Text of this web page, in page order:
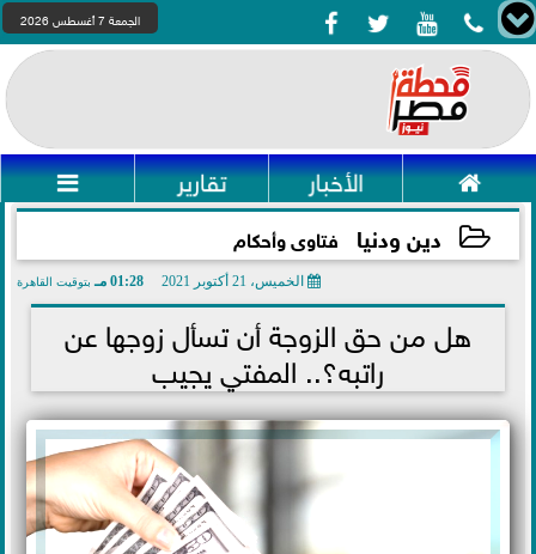
    الجمعة 7 أغسطس 2026
 الأخبار تقارير 
دين ودنيا فتاوى وأحكام
الخميس، 21 أكتوبر 2021 01:28 مـ بتوقيت القاهرة
هل من حق الزوجة أن تسأل زوجها عن
راتبه؟.. المفتي يجيب